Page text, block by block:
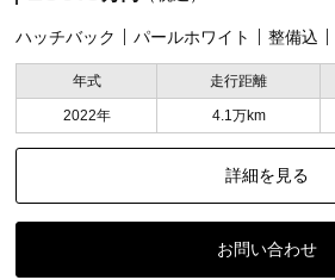
ハッチバック パールホワイト 整備込
年式 走行距離
2022年 4.1万km
詳細を見る
お問い合わせ